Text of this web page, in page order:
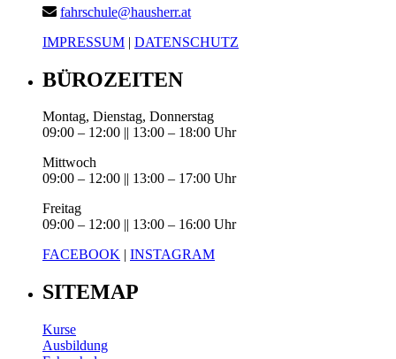
fahrschule@hausherr.at
IMPRESSUM | DATENSCHUTZ
BÜROZEITEN
Montag, Dienstag, Donnerstag
09:00 – 12:00 || 13:00 – 18:00 Uhr
Mittwoch
09:00 – 12:00 || 13:00 – 17:00 Uhr
Freitag
09:00 – 12:00 || 13:00 – 16:00 Uhr
FACEBOOK | INSTAGRAM
SITEMAP
Kurse
Ausbildung